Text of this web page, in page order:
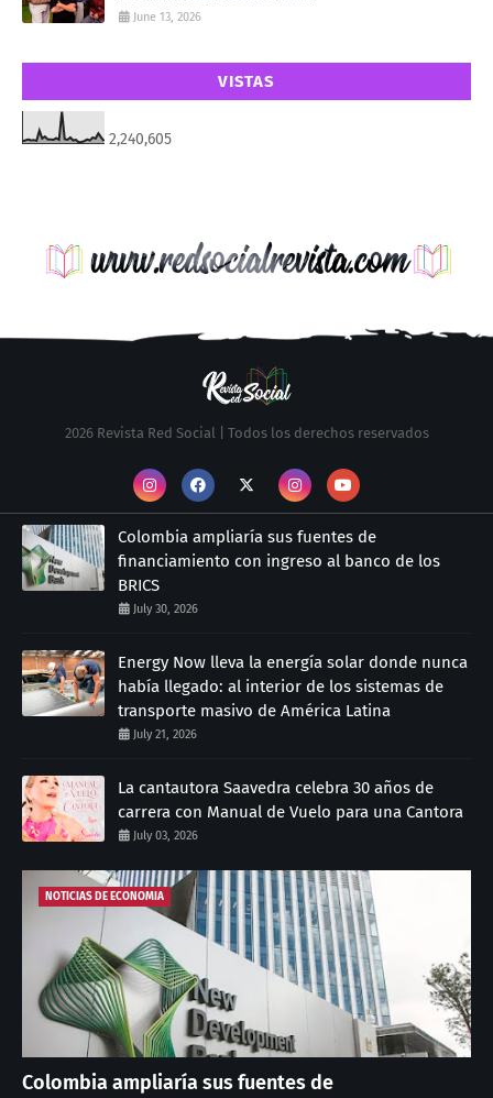
June 13, 2026
VISTAS
2,240,605
2026 Revista Red Social | Todos los derechos reservados
Colombia ampliaría sus fuentes de
financiamiento con ingreso al banco de los
BRICS
July 30, 2026
Energy Now lleva la energía solar donde nunca
había llegado: al interior de los sistemas de
transporte masivo de América Latina
July 21, 2026
La cantautora Saavedra celebra 30 años de
carrera con Manual de Vuelo para una Cantora
July 03, 2026
NOTICIAS DE ECONOMIA
Colombia ampliaría sus fuentes de